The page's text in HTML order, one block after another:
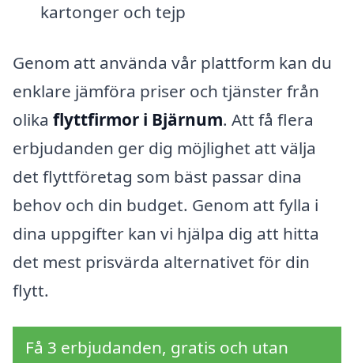
kartonger och tejp
Genom att använda vår plattform kan du
enklare jämföra priser och tjänster från
olika flyttfirmor i Bjärnum. Att få flera
erbjudanden ger dig möjlighet att välja
det flyttföretag som bäst passar dina
behov och din budget. Genom att fylla i
dina uppgifter kan vi hjälpa dig att hitta
det mest prisvärda alternativet för din
flytt.
Få 3 erbjudanden, gratis och utan